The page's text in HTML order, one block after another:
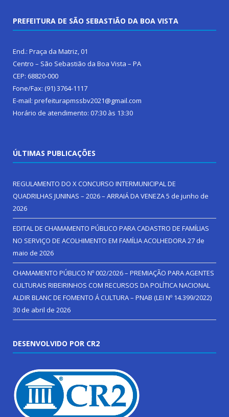
PREFEITURA DE SÃO SEBASTIÃO DA BOA VISTA
End.: Praça da Matriz, 01
Centro – São Sebastião da Boa Vista – PA
CEP: 68820-000
Fone/Fax: (91) 3764-1117
E-mail: prefeiturapmssbv2021@gmail.com
Horário de atendimento: 07:30 às 13:30
ÚLTIMAS PUBLICAÇÕES
REGULAMENTO DO X CONCURSO INTERMUNICIPAL DE
QUADRILHAS JUNINAS – 2026 – ARRAIÁ DA VENEZA5 de junho de
2026
EDITAL DE CHAMAMENTO PÚBLICO PARA CADASTRO DE FAMÍLIAS
NO SERVIÇO DE ACOLHIMENTO EM FAMÍLIA ACOLHEDORA27 de
maio de 2026
CHAMAMENTO PÚBLICO Nº 002/2026 – PREMIAÇÃO PARA AGENTES
CULTURAIS RIBEIRINHOS COM RECURSOS DA POLÍTICA NACIONAL
ALDIR BLANC DE FOMENTO Á CULTURA – PNAB (LEI Nº 14.399/2022)
30 de abril de 2026
DESENVOLVIDO POR CR2